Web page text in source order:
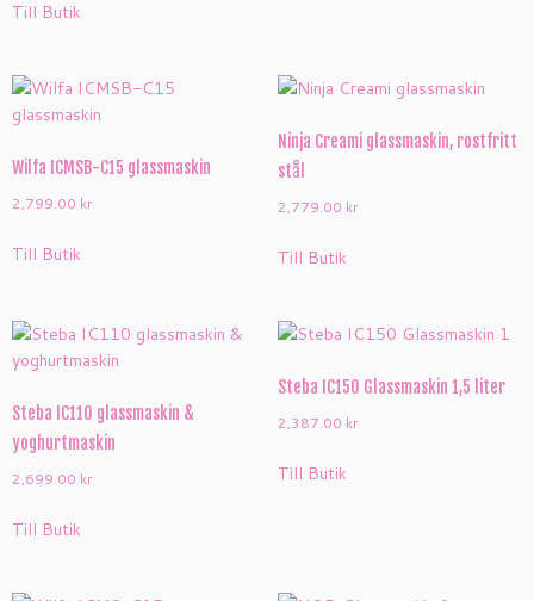
Till Butik
Wilfa ICMSB-C15 glassmaskin
2,799.00 kr
Till Butik
Ninja Creami glassmaskin, rostfritt
stål
2,779.00 kr
Till Butik
Steba IC110 glassmaskin &
yoghurtmaskin
2,699.00 kr
Till Butik
Steba IC150 Glassmaskin 1,5 liter
2,387.00 kr
Till Butik